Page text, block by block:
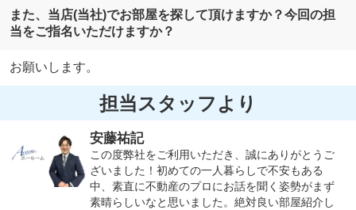
また、当店(当社)でお部屋を探して頂けますか？今回の担
当をご指名いただけますか？
お願いします。
担当スタッフより
安藤祐記
この度弊社をご利用いただき、誠にありがとうご
ざいました！初めての一人暮らしで不安もある
中、素直に不動産のプロにお話を聞く姿勢がまず
素晴らしいなと思いました。絶対良い部屋紹介し